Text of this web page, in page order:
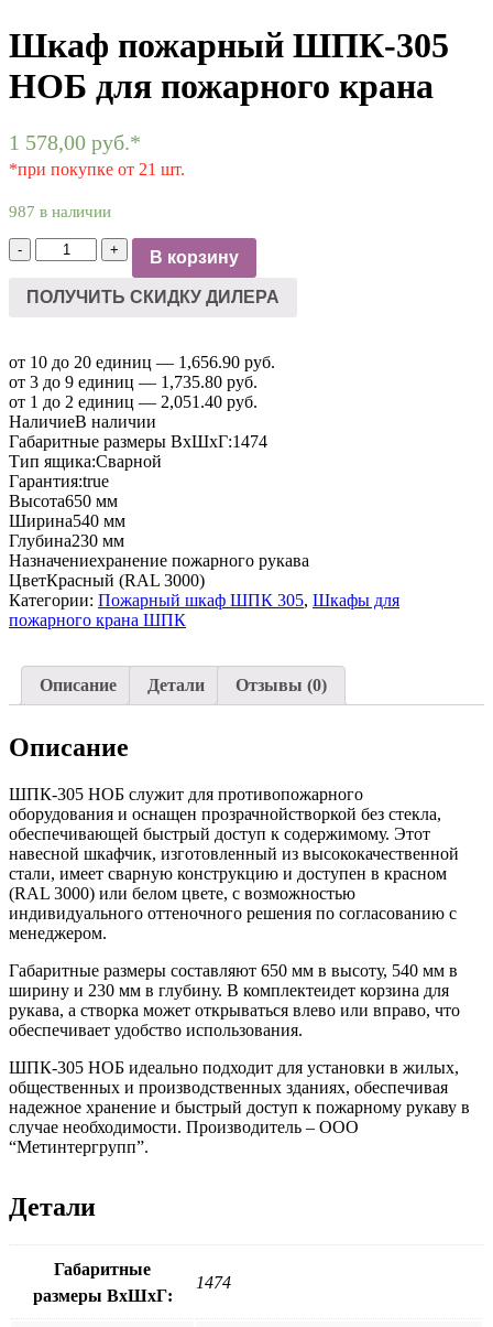
Шкаф пожарный ШПК-305
НОБ для пожарного крана
1 578,00 руб.*
*при покупке от 21 шт.
987 в наличии
- + В корзину
ПОЛУЧИТЬ СКИДКУ ДИЛЕРА
от 10 до 20 единиц — 1,656.90 руб.
от 3 до 9 единиц — 1,735.80 руб.
от 1 до 2 единиц — 2,051.40 руб.
НаличиеВ наличии
Габаритные размеры ВхШхГ:1474
Тип ящика:Сварной
Гарантия:true
Высота650 мм
Ширина540 мм
Глубина230 мм
Назначениехранение пожарного рукава
ЦветКрасный (RAL 3000)
Категории: Пожарный шкаф ШПК 305, Шкафы для
пожарного крана ШПК
Описание Детали Отзывы (0)
Описание
ШПК-305 НОБ служит для противопожарного
оборудования и оснащен прозрачнойстворкой без стекла,
обеспечивающей быстрый доступ к содержимому. Этот
навесной шкафчик, изготовленный из высококачественной
стали, имеет сварную конструкцию и доступен в красном
(RAL 3000) или белом цвете, с возможностью
индивидуального оттеночного решения по согласованию с
менеджером.
Габаритные размеры составляют 650 мм в высоту, 540 мм в
ширину и 230 мм в глубину. В комплектеидет корзина для
рукава, а створка может открываться влево или вправо, что
обеспечивает удобство использования.
ШПК-305 НОБ идеально подходит для установки в жилых,
общественных и производственных зданиях, обеспечивая
надежное хранение и быстрый доступ к пожарному рукаву в
случае необходимости. Производитель – ООО
“Метинтергрупп”.
Детали
Габаритные
размеры ВхШхГ:
1474